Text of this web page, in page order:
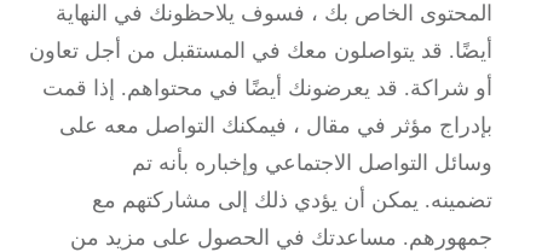
المحتوى الخاص بك ، فسوف يلاحظونك في النهاية
أيضًا.قد يتواصلون معك في المستقبل من أجل تعاون
أو شراكة.قد يعرضونك أيضًا في محتواهم.إذا قمت
بإدراج مؤثر في مقال ، فيمكنك التواصل معه على
وسائل التواصل الاجتماعي وإخباره بأنه تم
تضمينه.يمكن أن يؤدي ذلك إلى مشاركتهم مع
جمهورهم.مساعدتك في الحصول على مزيد من